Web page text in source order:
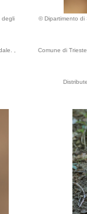
degli
,
© Dipartimento di
Comune di